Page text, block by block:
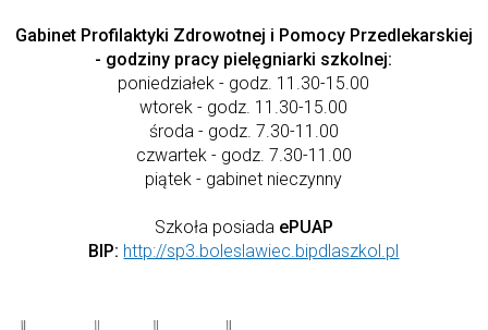
Gabinet Profilaktyki Zdrowotnej i Pomocy Przedlekarskiej
- godziny pracy pielęgniarki szkolnej:
poniedziałek - godz. 11.30-15.00
wtorek - godz. 11.30-15.00
środa - godz. 7.30-11.00
czwartek - godz. 7.30-11.00
piątek - gabinet nieczynny
Szkoła posiada ePUAP
BIP: http://sp3.boleslawiec.bipdlaszkol.pl